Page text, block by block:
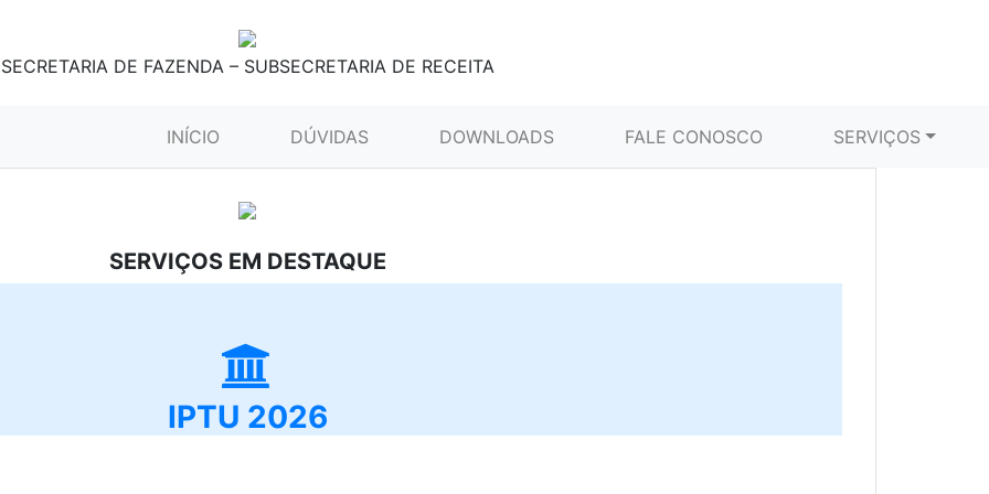
SECRETARIA DE FAZENDA – SUBSECRETARIA DE RECEITA
INÍCIO (CURRENT)DÚVIDAS DOWNLOADS FALE CONOSCO SERVIÇOS
SERVIÇOS EM DESTAQUE
IPTU 2026